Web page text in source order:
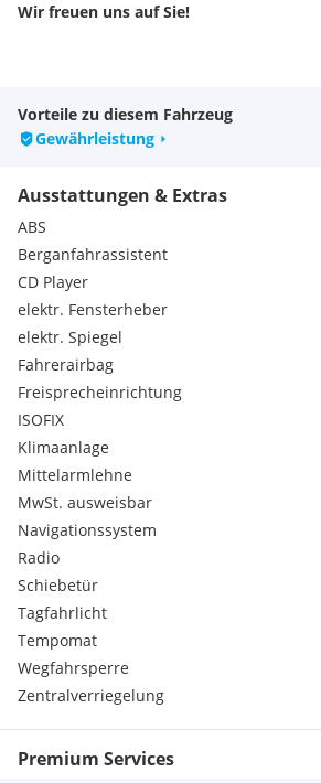
Wir freuen uns auf Sie!
Vorteile zu diesem Fahrzeug
Gewährleistung
Ausstattungen & Extras
ABS
Berganfahrassistent
CD Player
elektr. Fensterheber
elektr. Spiegel
Fahrerairbag
Freisprecheinrichtung
ISOFIX
Klimaanlage
Mittelarmlehne
MwSt. ausweisbar
Navigationssystem
Radio
Schiebetür
Tagfahrlicht
Tempomat
Wegfahrsperre
Zentralverriegelung
Premium Services